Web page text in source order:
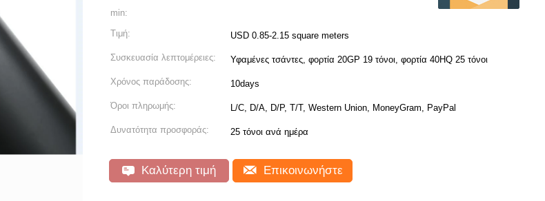
min:
Τιμή: USD 0.85-2.15 square meters
Συσκευασία λεπτομέρειες: Υφαμένες τσάντες, φορτία 20GP 19 τόνοι, φορτία 40HQ 25 τόνοι
Χρόνος παράδοσης: 10days
Όροι πληρωμής: L/C, D/A, D/P, T/T, Western Union, MoneyGram, PayPal
Δυνατότητα προσφοράς: 25 τόνοι ανά ημέρα
Καλύτερη τιμή Επικοινωνήστε